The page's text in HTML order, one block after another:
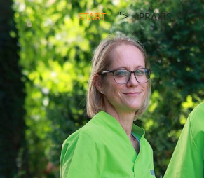
START "> PRAXIS